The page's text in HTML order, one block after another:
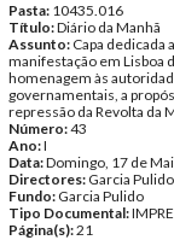
Pasta: 10435.016
Título:Diário da Manhã
Assunto: Capa dedicada a
manifestação em Lisboa
homenagem às
governamentais, a
repressão da Revolta da
Número:43
Ano:I
Data:Domingo, 17 de
Directores: Garcia Pulido
Fundo: Garcia Pulido
Tipo Documental:
Página(s):21